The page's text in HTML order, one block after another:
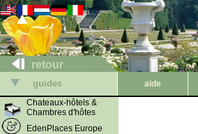
retour
guides aide
Chateaux-hôtels &
Chambres d'hôtes
EdenPlaces Europe